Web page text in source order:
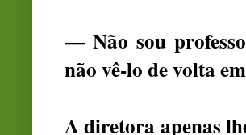
— Não sou
não vê-lo de volta
A diretora apenas